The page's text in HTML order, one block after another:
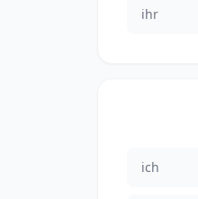
ihr
ich